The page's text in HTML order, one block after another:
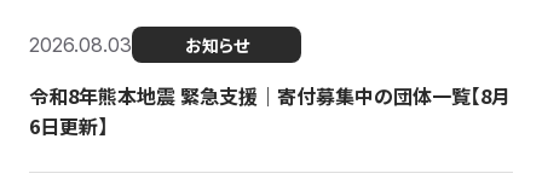
2026.08.03 お知らせ
令和8年熊本地震 緊急支援｜寄付募集中の団体一覧【8月
6日更新】